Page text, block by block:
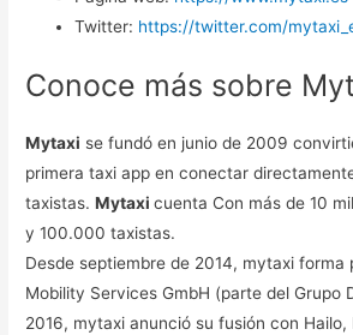
Twitter: https://twitter.com/
Conoce más sobre
Mytaxi se fundó en junio de 2009
primera taxi app en conectar
taxistas.Mytaxicuenta Con más de 10
y 100.000 taxistas.
Desde septiembre de 2014, mytaxi forma
Mobility Services GmbH (parte del Grupo
2016, mytaxi anunció su fusión con Hailo,